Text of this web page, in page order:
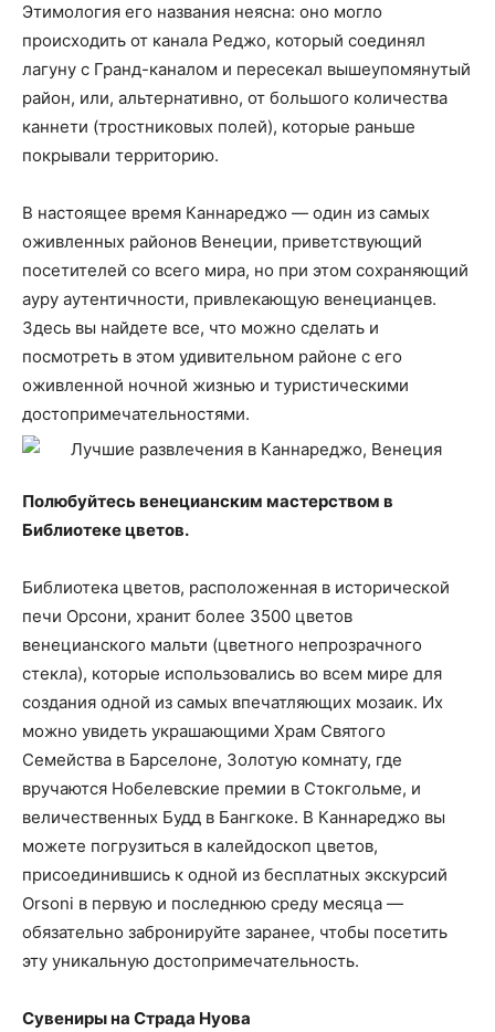
Этимология его названия неясна: оно могло
происходить от канала Реджо, который соединял
лагуну с Гранд-каналом и пересекал вышеупомянутый
район, или, альтернативно, от большого количества
каннети (тростниковых полей), которые раньше
покрывали территорию.
В настоящее время Каннареджо — один из самых
оживленных районов Венеции, приветствующий
посетителей со всего мира, но при этом сохраняющий
ауру аутентичности, привлекающую венецианцев.
Здесь вы найдете все, что можно сделать и
посмотреть в этом удивительном районе с его
оживленной ночной жизнью и туристическими
достопримечательностями.
Полюбуйтесь венецианским мастерством в
Библиотеке цветов.
Библиотека цветов, расположенная в исторической
печи Орсони, хранит более 3500 цветов
венецианского мальти (цветного непрозрачного
стекла), которые использовались во всем мире для
создания одной из самых впечатляющих мозаик. Их
можно увидеть украшающими Храм Святого
Семейства в Барселоне, Золотую комнату, где
вручаются Нобелевские премии в Стокгольме, и
величественных Будд в Бангкоке. В Каннареджо вы
можете погрузиться в калейдоскоп цветов,
присоединившись к одной из бесплатных экскурсий
Orsoni в первую и последнюю среду месяца —
обязательно забронируйте заранее, чтобы посетить
эту уникальную достопримечательность.
Сувениры на Страда Нуова